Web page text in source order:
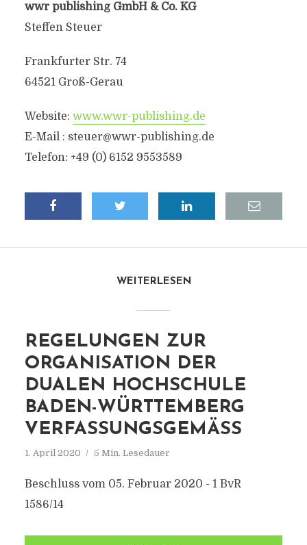
wwr publishing GmbH & Co. KG
Steffen Steuer
Frankfurter Str. 74
64521 Groß-Gerau
Website: www.wwr-publishing.de
E-Mail : steuer@wwr-publishing.de
Telefon: +49 (0) 6152 9553589
WEITERLESEN
REGELUNGEN ZUR
ORGANISATION DER
DUALEN HOCHSCHULE
BADEN-WÜRTTEMBERG
VERFASSUNGSGEMÄSS
1. April 2020 5 Min. Lesedauer
Beschluss vom 05. Februar 2020 - 1 BvR
1586/14